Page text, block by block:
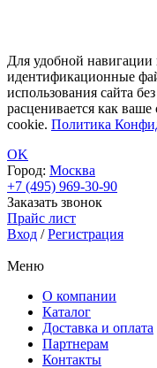
Для удобной навигации
идентификационные
использования сайта
расценивается как
cookie. Политика
OK
Город: Москва
+7 (495) 969-30-90
Заказать звонок
Прайс лист
Вход /Регистрация
Меню
О компании
Каталог
Доставка и оплата
Партнерам
Контакты